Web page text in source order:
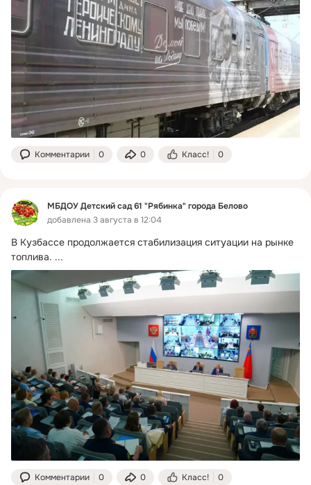
Комментарии 0 0 Класс! 0
МБДОУ Детский сад 61 "Рябинка" города Белово
добавлена 3 августа в 12:04
В Кузбассе продолжается стабилизация ситуации на рынке
топлива. ...
Комментарии 0 0 Класс! 0